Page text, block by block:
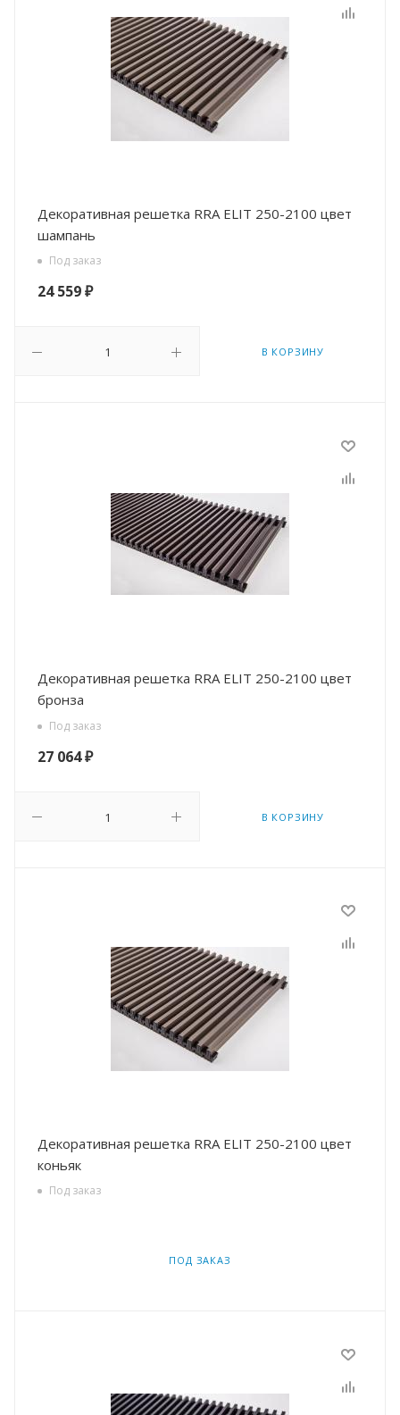
Декоративная решетка RRA ELIT 250-2100 цвет
шампань
Под заказ
24 559₽
В КОРЗИНУ
Декоративная решетка RRA ELIT 250-2100 цвет
бронза
Под заказ
27 064₽
В КОРЗИНУ
Декоративная решетка RRA ELIT 250-2100 цвет
коньяк
Под заказ
ПОД ЗАКАЗ